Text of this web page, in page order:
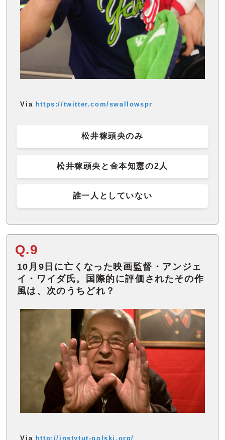
Via https://twitter.com/swallowspr
松井稼頭央のみ
松井稼頭央と金本知憲の2人
誰一人としていない
Q.9
10月9日に亡くなった映画監督・アンジェ
イ・ワイダ氏。国際的に評価されたその作
風は、次のうちどれ？
Via http://instytut-polski.org/